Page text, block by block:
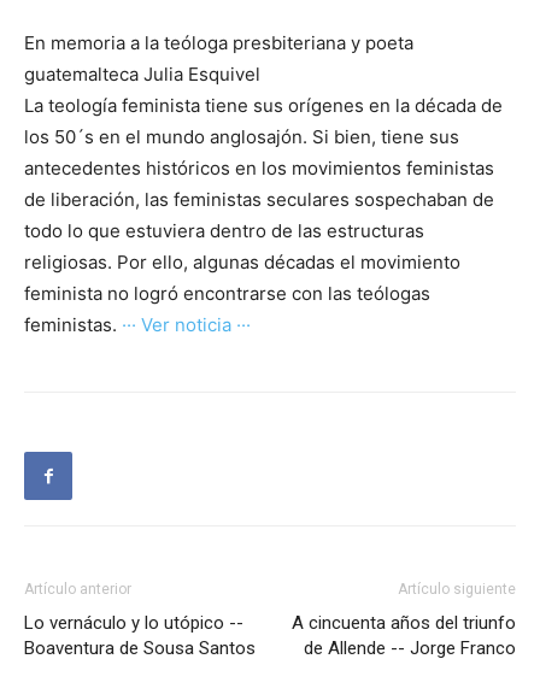
En memoria a la teóloga presbiteriana y poeta
guatemalteca Julia Esquivel
La teología feminista tiene sus orígenes en la década de
los 50´s en el mundo anglosajón. Si bien, tiene sus
antecedentes históricos en los movimientos feministas
de liberación, las feministas seculares sospechaban de
todo lo que estuviera dentro de las estructuras
religiosas. Por ello, algunas décadas el movimiento
feminista no logró encontrarse con las teólogas
feministas. ··· Ver noticia ···
Artículo anterior
Lo vernáculo y lo utópico --
Boaventura de Sousa Santos
Artículo siguiente
A cincuenta años del triunfo
de Allende -- Jorge Franco